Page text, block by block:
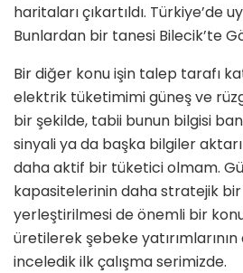
haritaları çıkartıldı. Türkiye’de
Bunlardan bir tanesi Bilecik’te
Bir diğer konu işin talep tarafı
elektrik tüketimimi güneş ve
bir şekilde, tabii bunun bilgisi
sinyali ya da başka bilgiler
daha aktif bir tüketici ol­mam.
kapasitelerinin daha stratejik
yerleştirilme­si de önemli bir
üretilerek şebeke yatırımlarının
inceledik ilk çalışma serimizde.